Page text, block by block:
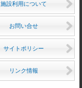
施設利用について
お問い合せ
サイトポリシー
リンク情報